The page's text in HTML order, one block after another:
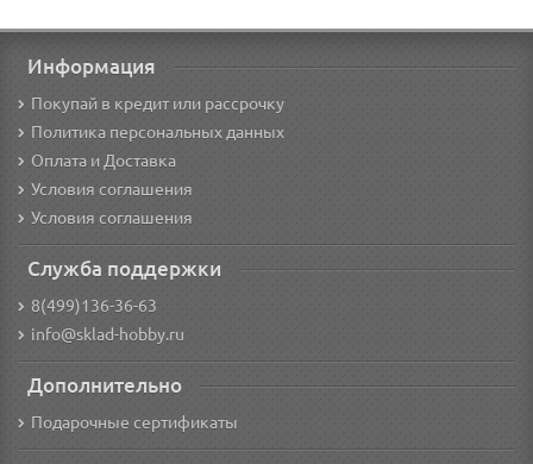
Информация
Покупай в кредит или рассрочку
Политика персональных данных
Оплата и Доставка
Условия соглашения
Условия соглашения
Служба поддержки
8(499)136-36-63
info@sklad-hobby.ru
Дополнительно
Подарочные сертификаты